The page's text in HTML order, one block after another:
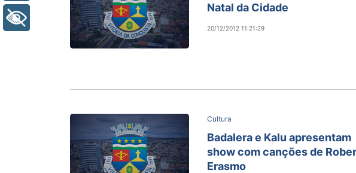
Natal da Cidade
20/12/2012 11:21:29
Cultura
Badalera e Kalu apresentam
show com canções de
Erasmo
+ Acessibilidade